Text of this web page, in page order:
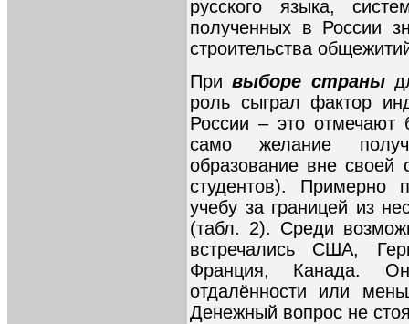
русского языка,
полученных в России
строительства
Привыборе страны
роль сыграл фактор
России – это отмечают
само желание
образование вне своей
студентов). Примерно
учебу за границей из
(табл. 2). Среди
встречались США,
Франция, Канада.
отдалённости или
Денежный вопрос не